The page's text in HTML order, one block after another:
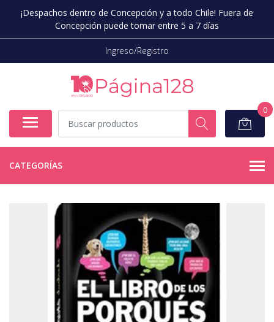
¡Despachos dentro de Concepción y a todo Chile! Fuera de
Concepción puede tomar entre 5 a 7 días
Ingreso/Registro
0
CATEGORÍAS